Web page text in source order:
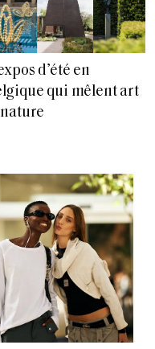
d’été en
qui mêlent art